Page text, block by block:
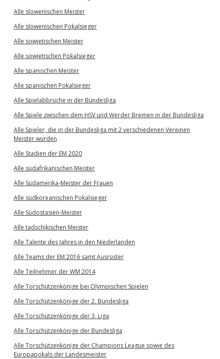
Alle slowenischen Meister
Alle slowenischen Pokalsieger
Alle sowjetischen Meister
Alle sowjetischen Pokalsieger
Alle spanischen Meister
Alle spanischen Pokalsieger
Alle Spielabbrüche in der Bundesliga
Alle Spiele zwischen dem HSV und Werder Bremen in der Bundesliga
Alle Spieler, die in der Bundesliga mit 2 verschiedenen Vereinen
Meister wurden
Alle Stadien der EM 2020
Alle südafrikanischen Meister
Alle Südamerika-Meister der Frauen
Alle südkoreanischen Pokalsieger
Alle Südostasien-Meister
Alle tadschikischen Meister
Alle Talente des Jahres in den Niederlanden
Alle Teams der EM 2016 samt Ausrüster
Alle Teilnehmer der WM 2014
Alle Torschützenkönige bei Olympischen Spielen
Alle Torschützenkönige der 2. Bundesliga
Alle Torschützenkönige der 3. Liga
Alle Torschützenkönige der Bundesliga
Alle Torschützenkönige der Champions League sowie des
Europapokals der Landesmeister